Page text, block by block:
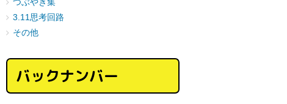
つぶやき集
3.11思考回路
その他
バックナンバー